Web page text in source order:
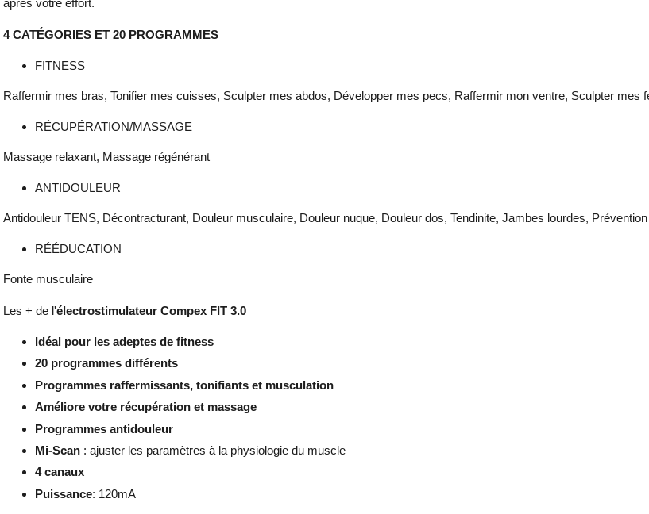
après votre effort.
4 CATÉGORIES ET 20 PROGRAMMES
FITNESS
Raffermir mes bras, Tonifier mes cuisses, Sculpter mes abdos, Développer mes pecs, Raffermir mon ventre, Sculpter mes
RÉCUPÉRATION/MASSAGE
Massage relaxant, Massage régénérant
ANTIDOULEUR
Antidouleur TENS, Décontracturant, Douleur musculaire, Douleur nuque, Douleur dos, Tendinite, Jambes lourdes,
RÉÉDUCATION
Fonte musculaire
Les + de l'électrostimulateur Compex FIT 3.0
Idéal pour les adeptes de fitness
20 programmes différents
Programmes raffermissants, tonifiants et musculation
Améliore votre récupération et massage
Programmes antidouleur
Mi-Scan: ajuster les paramètres à la physiologie du muscle
4 canaux
Puissance: 120mA